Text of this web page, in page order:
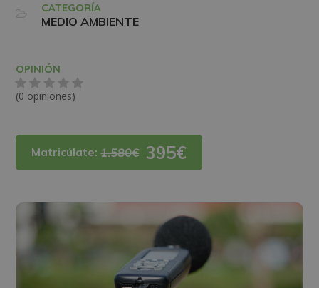
CATEGORÍA
MEDIO AMBIENTE
OPINIÓN
(0 opiniones)
Matricúlate:1.580€ 395€